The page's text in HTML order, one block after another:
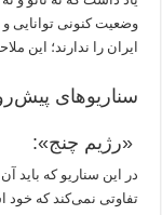
وضعیت کنونی توانایی
ایران را ندارند؛ این
سناریوهای
«رژیم چنج»:
در این سناریو که باید
تفاوتی نمی‌کند که خود